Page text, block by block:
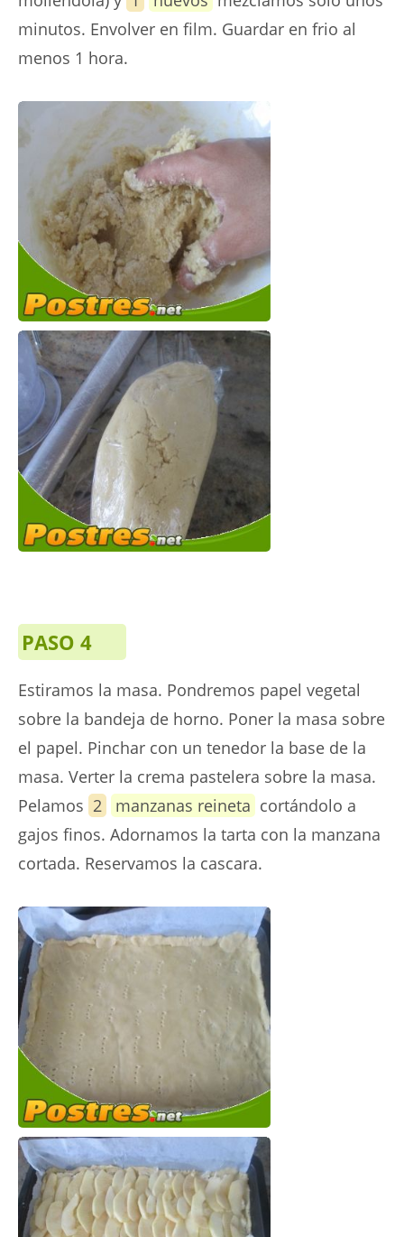
minutos. Envolver en film. Guardar en frio al
menos 1 hora.
PASO 4
Estiramos la masa. Pondremos papel vegetal
sobre la bandeja de horno. Poner la masa sobre
el papel. Pinchar con un tenedor la base de la
masa. Verter la crema pastelera sobre la masa.
Pelamos 2 manzanas reineta cortándolo a
gajos finos. Adornamos la tarta con la manzana
cortada. Reservamos la cascara.